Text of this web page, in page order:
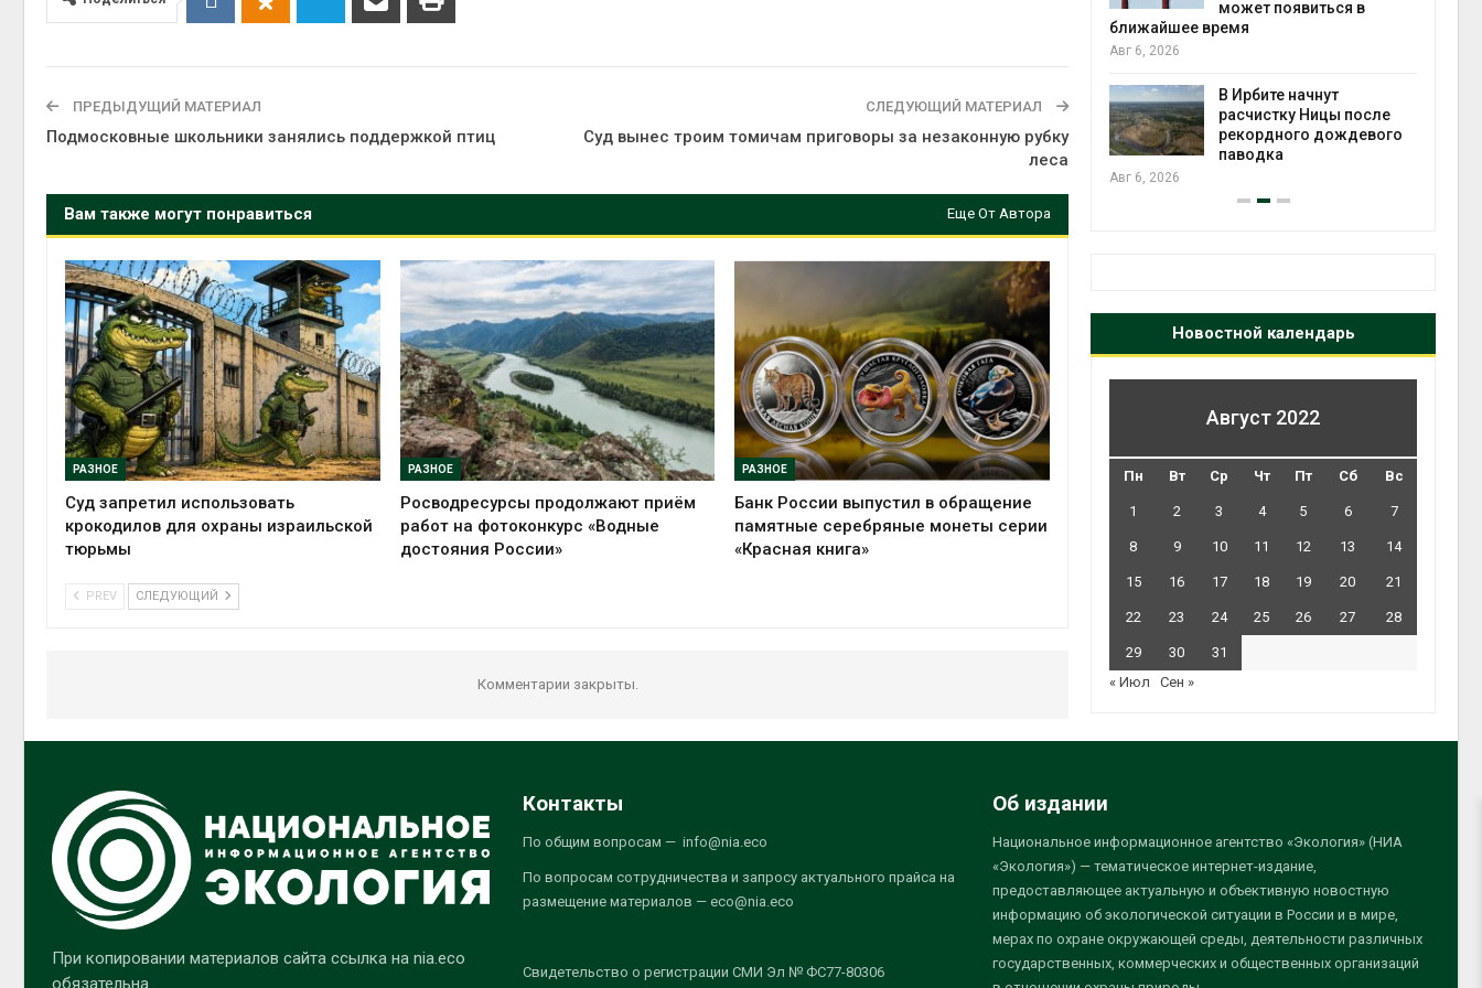
ПРЕДЫДУЩИЙ МАТЕРИАЛ
Подмосковные школьники занялись поддержкой птиц
СЛЕДУЮЩИЙ МАТЕРИАЛ
Суд вынес троим томичам приговоры за незаконную рубку
леса
Вам также могут понравиться Еще От Автора
РАЗНОЕ
Суд запретил использовать
крокодилов для охраны израильской
тюрьмы
РАЗНОЕ
Росводресурсы продолжают приём
работ на фотоконкурс «Водные
достояния России»
РАЗНОЕ
Банк России выпустил в обращение
памятные серебряные монеты серии
«Красная книга»
PREV СЛЕДУЮЩИЙ
Комментарии закрыты.
Авг 5, 2026
Авг 5, 2026
больше лесной
биомассы из-за засух,
вредителей и рубок
может появиться в
ближайшее время
Авг 6, 2026
В Ирбите начнут
расчистку Ницы после
рекордного дождевого
паводка
Авг 6, 2026
Новостной календарь
Август 2022
Пн Вт Ср Чт Пт Сб Вс
1 2 3 4 5 6 7
8 9 10 11 12 13 14
15 16 17 18 19 20 21
22 23 24 25 26 27 28
29 30
31
« Июл
Сен »
При копировании материалов сайта ссылка на nia.eco
обязательна.
Контакты
По общим вопросам — info@nia.eco
По вопросам сотрудничества и запросу актуального прайса на
размещение материалов — eco@nia.eco
Свидетельство о регистрации СМИ Эл № ФС77-80306
Об издании
Национальное информационное агентство «Экология» (НИА
«Экология») — тематическое интернет-издание,
предоставляющее актуальную и объективную новостную
информацию об экологической ситуации в России и в мире,
мерах по охране окружающей среды, деятельности различных
государственных, коммерческих и общественных организаций